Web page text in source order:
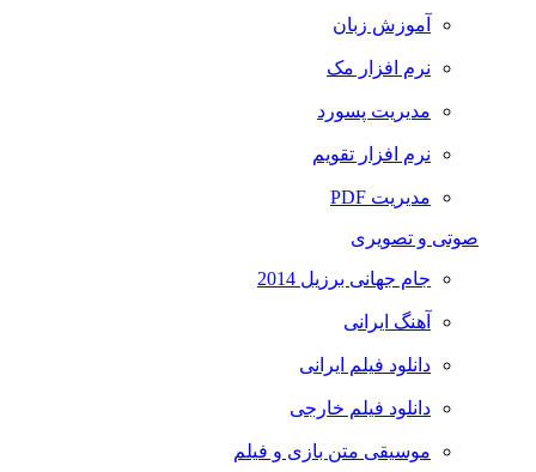
آموزش زبان
نرم افزار مک
مدیریت پسورد
نرم افزار تقویم
مدیریت PDF
صوتی و تصویری
جام جهانی برزیل 2014
آهنگ ایرانی
دانلود فیلم ایرانی
دانلود فیلم خارجی
موسیقی متن بازی و فیلم